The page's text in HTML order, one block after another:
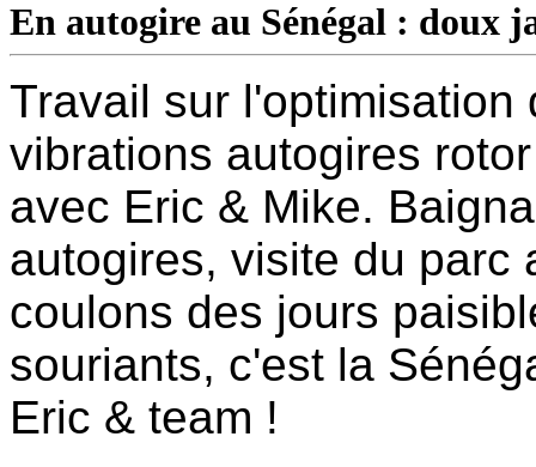
En autogire au Sénégal : doux
Travail sur l'optimisation
vibrations autogires
avec Eric & Mike.
autogires, visite du parc
coulons des jours
souriants, c'est la
Eric & team !